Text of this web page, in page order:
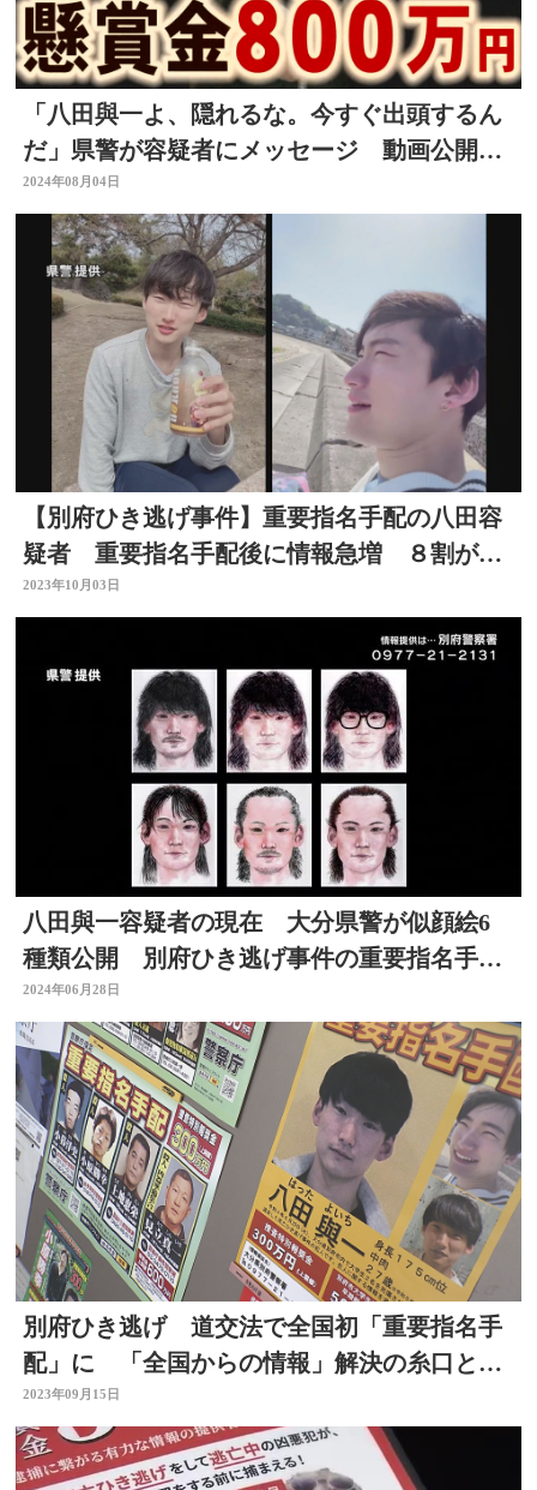
「八田與一よ、隠れるな。今すぐ出頭するん
だ」県警が容疑者にメッセージ 動画公開し
追い詰める
2024年08月04日
【別府ひき逃げ事件】重要指名手配の八田容
疑者 重要指名手配後に情報急増 ８割が県
外から 大分
2023年10月03日
八田與一容疑者の現在 大分県警が似顔絵6
種類公開 別府ひき逃げ事件の重要指名手
配
2024年06月28日
別府ひき逃げ 道交法で全国初「重要指名手
配」に 「全国からの情報」解決の糸口とな
ったケースも【大分】
2023年09月15日